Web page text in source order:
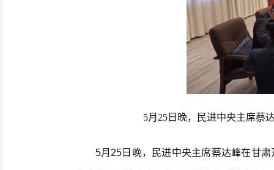
5月25日晚，民进中央主席蔡
5月25日晚，民进中央主席蔡达峰在甘肃